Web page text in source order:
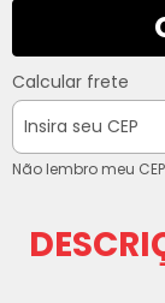
Calcular frete
Não lembro meu